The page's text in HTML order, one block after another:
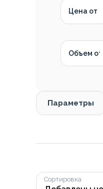
Цена от
Объем от
Параметры
Сортировка